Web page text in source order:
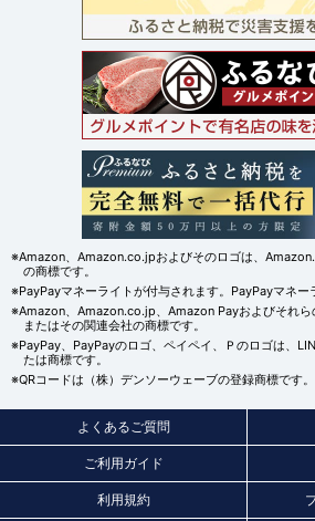
※Amazon、Amazon.co.jpおよびそのロゴは、
の商標です。
※PayPayマネーライトが付与されます。PayPayマネー
※Amazon、Amazon.co.jp、Amazon Payおよびそれ
またはその関連会社の商標です。
※PayPay、PayPayのロゴ、ペイペイ、Ｐのロゴは、
たは商標です。
※QRコードは（株）デンソーウェーブの登録商標です。
よくあるご質問
ご利用ガイド
利用規約